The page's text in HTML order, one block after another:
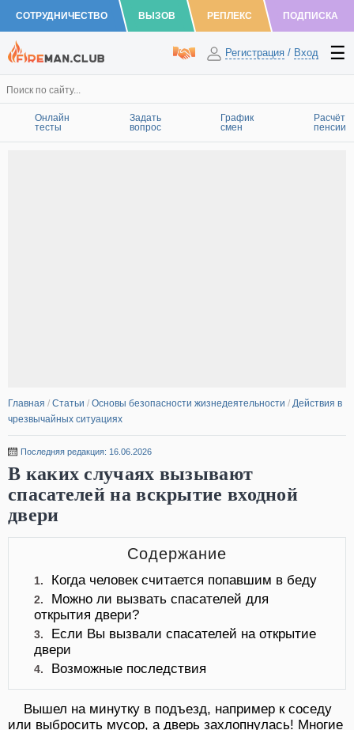
СОТРУДНИЧЕСТВО ВЫЗОВ РЕПЛЕКС ПОДПИСКА
Регистрация / Вход
Онлайн
тесты
Задать
вопрос
График
смен
Расчёт
пенсии
Главная / Статьи / Основы безопасности жизнедеятельности / Действия в
чрезвычайных ситуациях
Последняя редакция: 16.06.2026
В каких случаях вызывают
спасателей на вскрытие входной
двери
Содержание
1. Когда человек считается попавшим в беду
2.
Можно ли вызвать спасателей для
открытия двери?
3.
Если Вы вызвали спасателей на открытие
двери
4. Возможные последствия
Вышел на минутку в подъезд, например к соседу
или выбросить мусор, а дверь захлопнулась! Многие